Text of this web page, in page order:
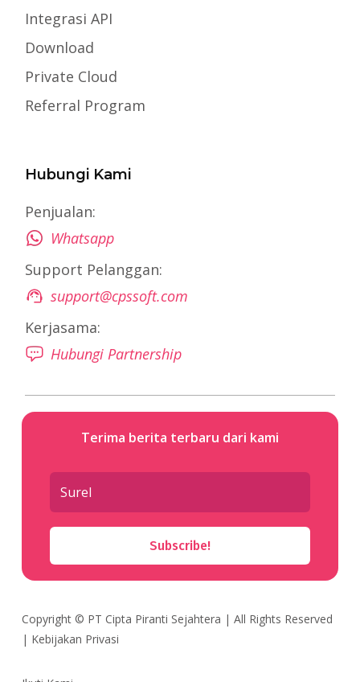
Integrasi API
Download
Private Cloud
Referral Program
Hubungi Kami
Penjualan:
Whatsapp
Support Pelanggan:
support@cpssoft.com
Kerjasama:
Hubungi Partnership
Terima berita terbaru dari kami
Subscribe!
Copyright © PT Cipta Piranti Sejahtera | All Rights Reserved
| Kebijakan Privasi